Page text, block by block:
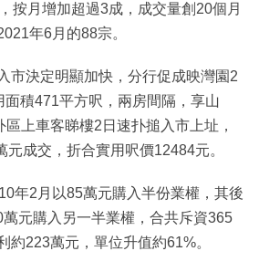
按月增加超過3成，成交量創20個月
年6月的88宗。
市決定明顯加快，分行促成映灣園2
面積471平方呎，兩房間隔，享山
上車客睇樓2日速扑搥入市上址，
成交，折合實用呎價12484元。
年2月以85萬元購入半份業權，其後
元購入另一半業權，合共斥資365
約223萬元，單位升值約61%。